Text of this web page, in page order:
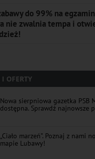
do 99% na
nie zwalnia tempa i
OFERTY
Nowa sierpniowa gazetka PSB
dostępna. Sprawdź najnowsze
„Ciało marzeń”. Poznaj z nami
mapie Lubawy!